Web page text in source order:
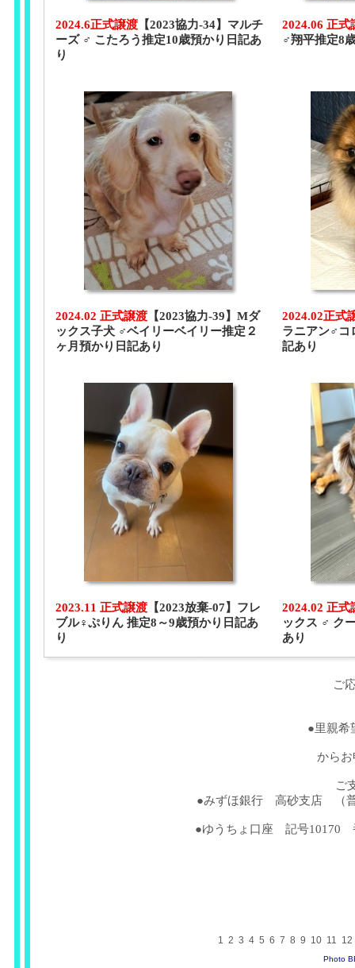
2024.6正式譲渡 【2023協力-34】マルチ
ーズ ♂ こたろう推定10歳預かり日記あ
り
2024.06 正式
♂翔平推定8
2024.02 正式譲渡 【2023協力-39】Mダ
ックス子犬 ♂ベイリーベイリー推定２
ヶ月預かり日記あり
2024.02正式
ラニアン♂コ
記あり
2023.11 正式譲渡 【2023放棄-07】フレ
ブル♀ぷりん 推定8～9歳預かり日記あ
り
2024.02 正式
ックス ♂ ク
あり
ご
●里親希
から
ご
●みずほ銀行 高砂支店 （
●ゆうちょ口座 記号10170
1 2 3 4 5 6 7 8 9 10 11 12
Photo